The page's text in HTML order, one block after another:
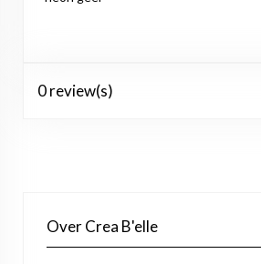
0 review(s)
Over Crea B'elle